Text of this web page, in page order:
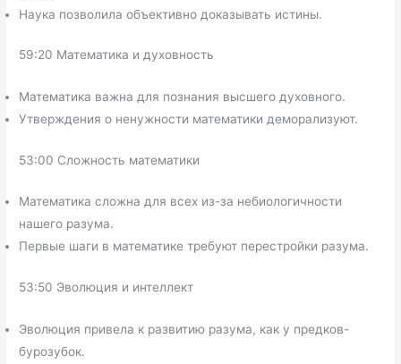
Наука позволила объективно доказывать истины.
59:20 Математика и духовность
Математика важна для познания высшего духовного.
Утверждения о ненужности математики деморализуют.
53:00 Сложность математики
Математика сложна для всех из-за небиологичности
нашего разума.
Первые шаги в математике требуют перестройки разума.
53:50 Эволюция и интеллект
Эволюция привела к развитию разума, как у предков-
бурозубок.